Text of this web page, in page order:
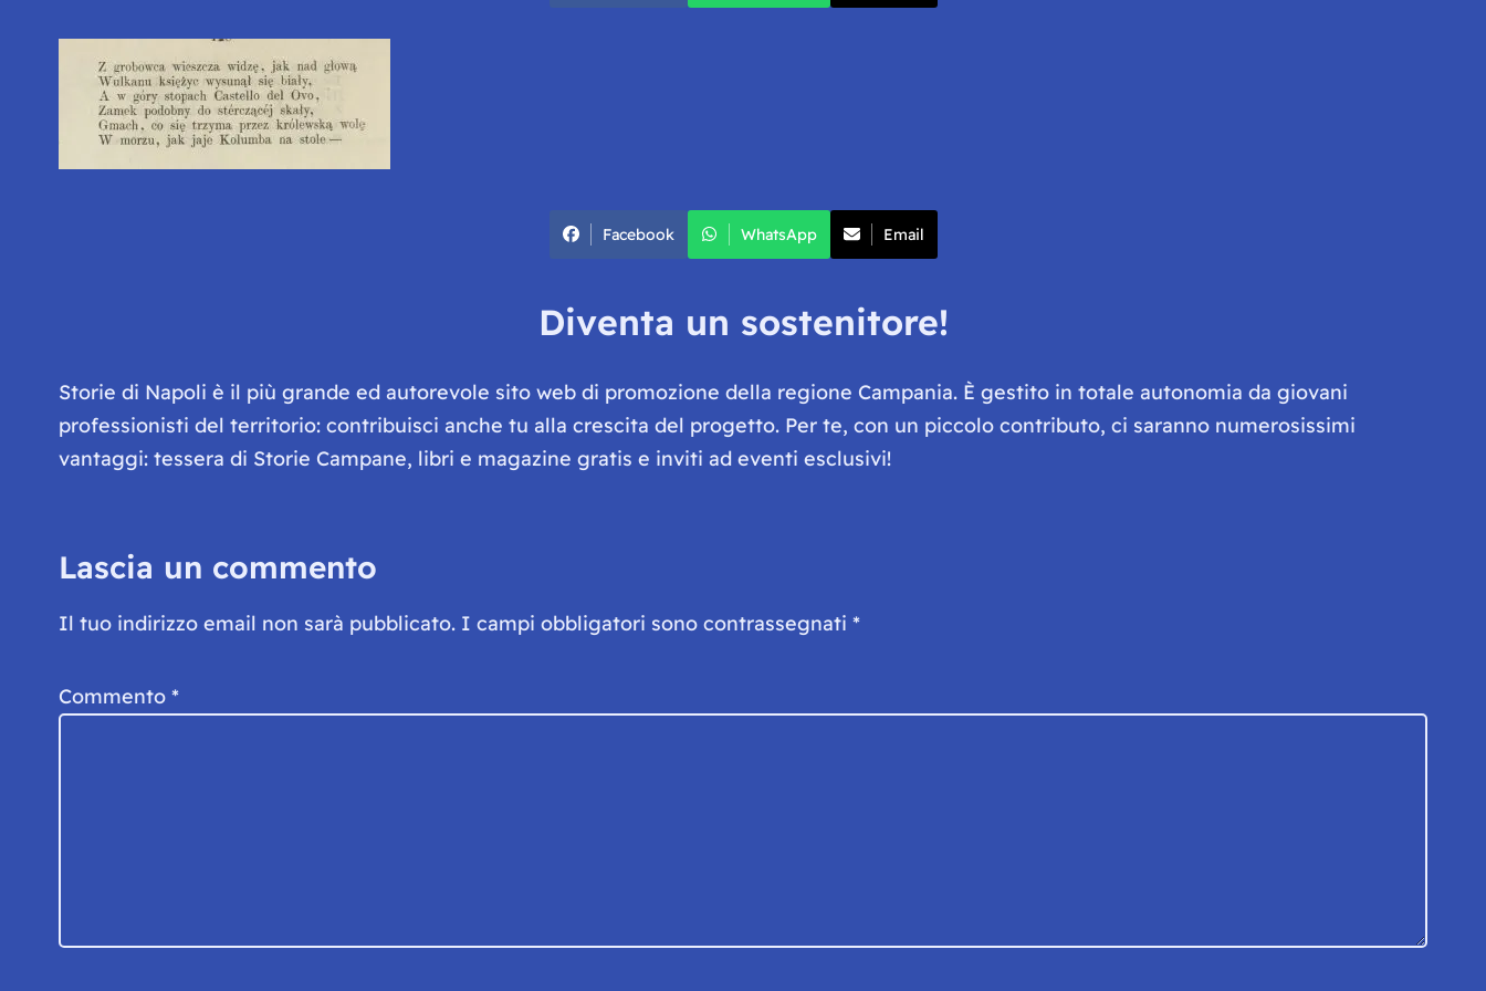
Facebook WhatsApp Email
Diventa un sostenitore!
Storie di Napoli è il più grande ed autorevole sito web di promozione della regione Campania. È gestito in totale autonomia da giovani
professionisti del territorio: contribuisci anche tu alla crescita del progetto. Per te, con un piccolo contributo, ci saranno numerosissimi
vantaggi: tessera di Storie Campane, libri e magazine gratis e inviti ad eventi esclusivi!
Lascia un commento
Il tuo indirizzo email non sarà pubblicato. I campi obbligatori sono contrassegnati *
Commento *